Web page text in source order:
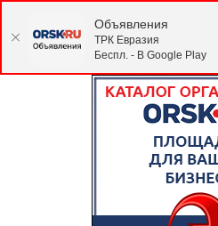
Объявления
ТРК Евразия
Беспл. - В Google Play